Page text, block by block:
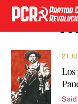
Skip
content
21
Los